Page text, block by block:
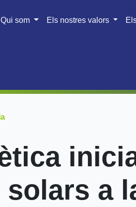
Qui som Els nostres valors
solars a